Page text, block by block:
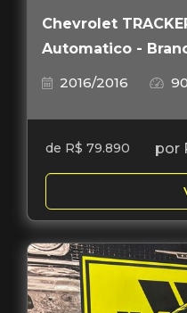
Chevrolet
Automatico -
2016/2016
de R$ 79.890 por